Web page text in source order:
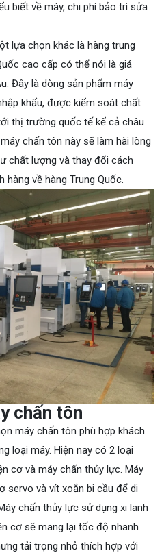
biết về máy, chi phí bảo trì sửa
lựa chọn khác là hàng trung
cao cấp có thể nói là giá
Đây là dòng sản phẩm máy
khẩu, được kiểm soát chất
thị trường quốc tế kể cả châu
chấn tôn này sẽ làm hài lòng
chất lượng và thay đổi cách
hàng về hàng Trung Quốc.
chấn tôn
máy chấn tôn phù hợp khách
loại máy. Hiện nay có 2 loại
cơ và máy chấn thủy lực. Máy
servo và vít xoắn bi cầu để di
chấn thủy lực sử dụng xi lanh
cơ sẽ mang lại tốc độ nhanh
tải trọng nhỏ thích hợp với